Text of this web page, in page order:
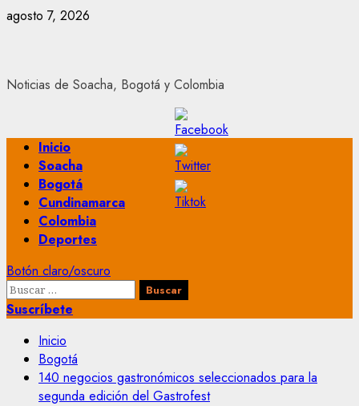
Saltar
agosto 7, 2026
Noticias de Soacha, Bogotá y Colombia
Menú
principal
Inicio
Soacha
Bogotá
Cundinamarca
Colombia
Deportes
Botón claro/oscuro
Buscar:
Suscríbete
Inicio
Bogotá
140 negocios gastronómicos seleccionados para la
segunda edición del Gastrofest